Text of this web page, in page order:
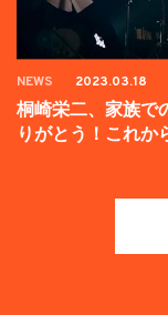
NEWS 2023.03.18
桐崎栄二、家族で
りがとう！これか